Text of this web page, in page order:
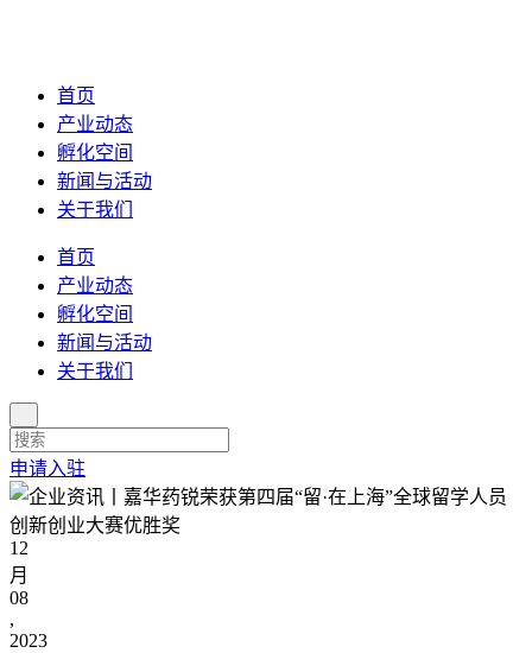
首页
产业动态
孵化空间
新闻与活动
关于我们
首页
产业动态
孵化空间
新闻与活动
关于我们
申请入驻
12
月
08
,
2023